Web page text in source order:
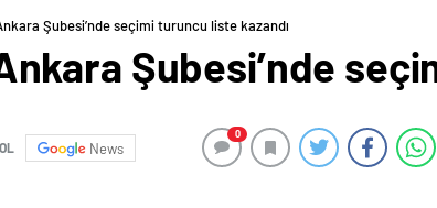
Şubesi’nde seçimi turuncu liste kazandı
Şubesi’nde
News
0